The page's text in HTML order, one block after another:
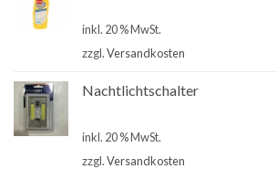
inkl. 20 % MwSt.
zzgl.Versandkosten
Nachtlichtschalter
inkl. 20 % MwSt.
zzgl.Versandkosten